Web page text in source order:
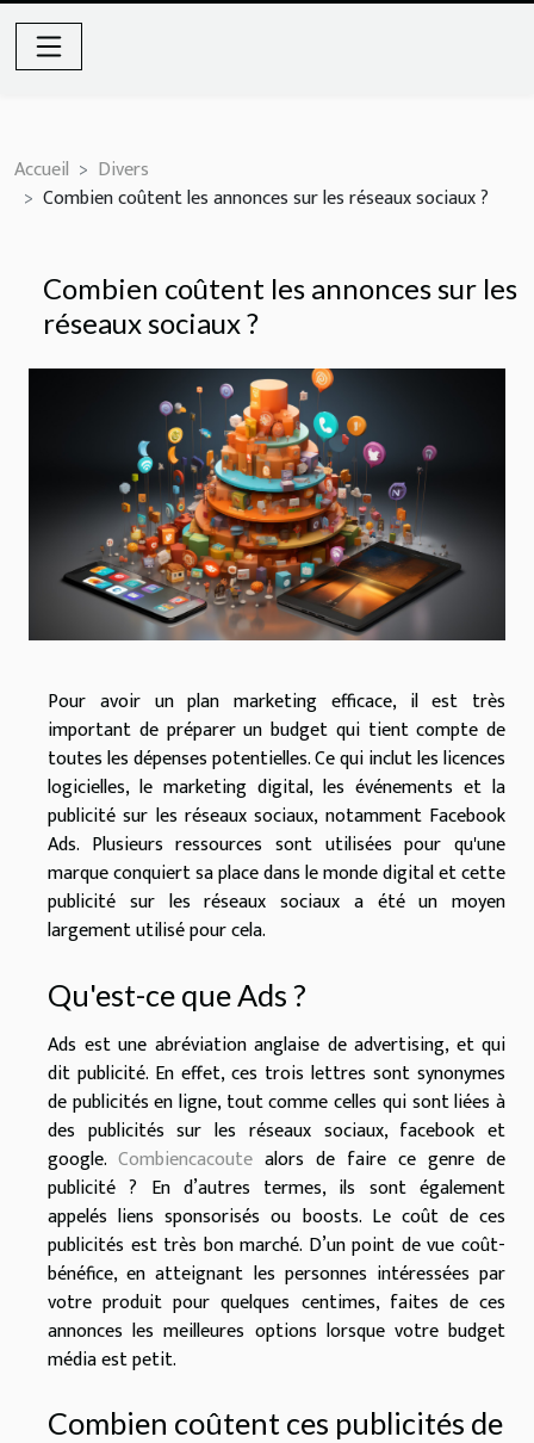
Accueil
Divers
Combien coûtent les annonces sur les réseaux sociaux ?
Combien coûtent les annonces sur les
réseaux sociaux ?
Pour avoir un plan marketing efficace, il est très
important de préparer un budget qui tient compte de
toutes les dépenses potentielles. Ce qui inclut les licences
logicielles, le marketing digital, les événements et la
publicité sur les réseaux sociaux, notamment Facebook
Ads. Plusieurs ressources sont utilisées pour qu'une
marque conquiert sa place dans le monde digital et cette
publicité sur les réseaux sociaux a été un moyen
largement utilisé pour cela.
Qu'est-ce que Ads ?
Ads est une abréviation anglaise de advertising, et qui
dit publicité. En effet, ces trois lettres sont synonymes
de publicités en ligne, tout comme celles qui sont liées à
des publicités sur les réseaux sociaux, facebook et
google. Combiencacoute alors de faire ce genre de
publicité ? En d’autres termes, ils sont également
appelés liens sponsorisés ou boosts. Le coût de ces
publicités est très bon marché. D’un point de vue coût-
bénéfice, en atteignant les personnes intéressées par
votre produit pour quelques centimes, faites de ces
annonces les meilleures options lorsque votre budget
média est petit.
Combien coûtent ces publicités de